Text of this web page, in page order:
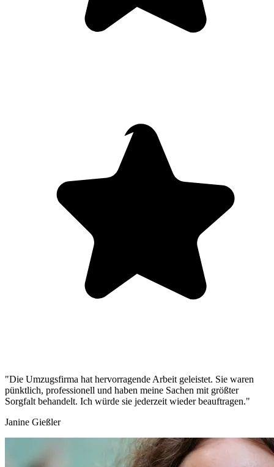
"Die Umzugsfirma hat hervorragende Arbeit geleistet. Sie waren
pünktlich, professionell und haben meine Sachen mit größter
Sorgfalt behandelt. Ich würde sie jederzeit wieder beauftragen."
Janine Gießler